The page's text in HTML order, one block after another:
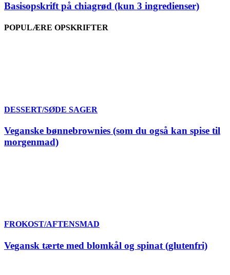
Basisopskrift på chiagrød (kun 3 ingredienser)
POPULÆRE OPSKRIFTER
DESSERT/SØDE SAGER
Veganske bønnebrownies (som du også kan spise til
morgenmad)
FROKOST/AFTENSMAD
Vegansk tærte med blomkål og spinat (glutenfri)